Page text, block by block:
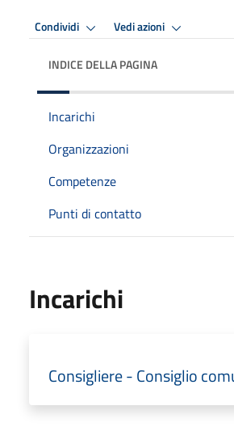
Condividi Vedi azioni
INDICE DELLA PAGINA
Incarichi
Organizzazioni
Competenze
Punti di contatto
Incarichi
Consigliere - Consiglio